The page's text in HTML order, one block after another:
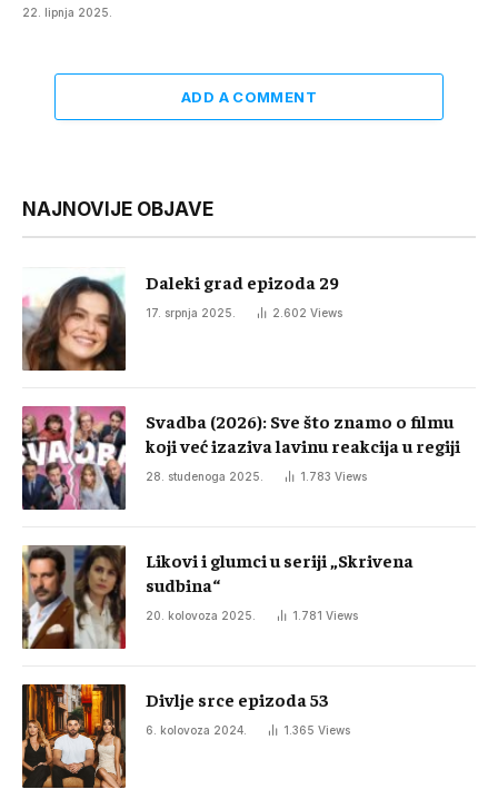
22. lipnja 2025.
ADD A COMMENT
NAJNOVIJE OBJAVE
Daleki grad epizoda 29
17. srpnja 2025. 2.602 Views
Svadba (2026): Sve što znamo o filmu
koji već izaziva lavinu reakcija u regiji
28. studenoga 2025. 1.783 Views
Likovi i glumci u seriji „Skrivena
sudbina“
20. kolovoza 2025. 1.781 Views
Divlje srce epizoda 53
6. kolovoza 2024. 1.365 Views